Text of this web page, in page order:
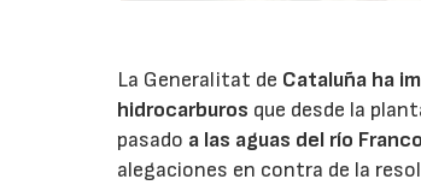
La Generalitat de Cataluña ha
hidrocarburos que desde la
pasado a las aguas del río
alegaciones en contra de la